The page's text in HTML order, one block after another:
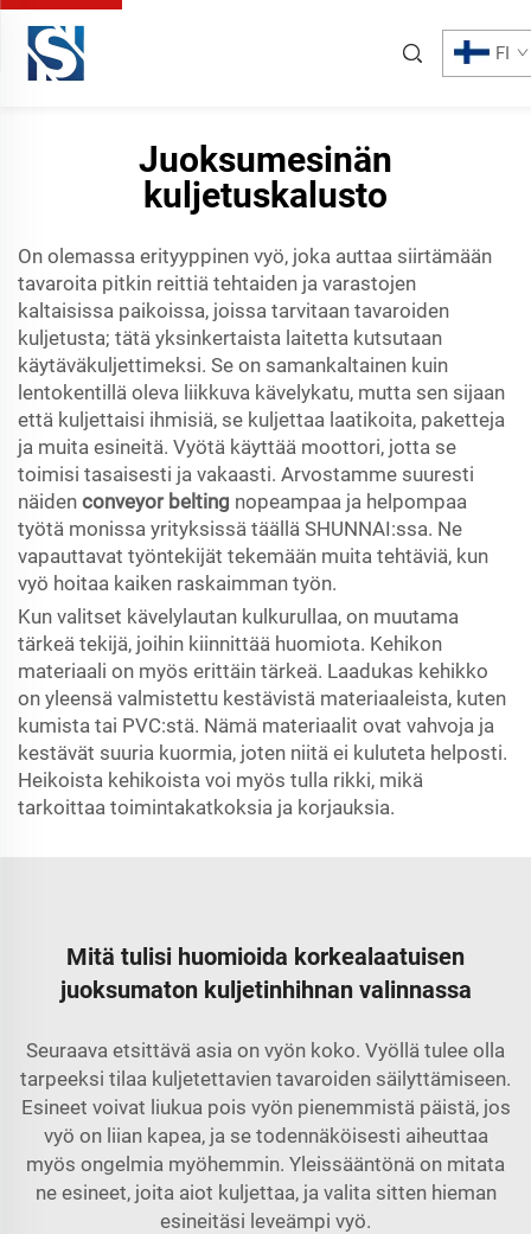
FI
Juoksumesinän
kuljetuskalusto
On olemassa erityyppinen vyö, joka auttaa siirtämään
tavaroita pitkin reittiä tehtaiden ja varastojen
kaltaisissa paikoissa, joissa tarvitaan tavaroiden
kuljetusta; tätä yksinkertaista laitetta kutsutaan
käytäväkuljettimeksi. Se on samankaltainen kuin
lentokentillä oleva liikkuva kävelykatu, mutta sen sijaan
että kuljettaisi ihmisiä, se kuljettaa laatikoita, paketteja
ja muita esineitä. Vyötä käyttää moottori, jotta se
toimisi tasaisesti ja vakaasti. Arvostamme suuresti
näiden conveyor belting nopeampaa ja helpompaa
työtä monissa yrityksissä täällä SHUNNAI:ssa. Ne
vapauttavat työntekijät tekemään muita tehtäviä, kun
vyö hoitaa kaiken raskaimman työn.
Kun valitset kävelylautan kulkurullaa, on muutama
tärkeä tekijä, joihin kiinnittää huomiota. Kehikon
materiaali on myös erittäin tärkeä. Laadukas kehikko
on yleensä valmistettu kestävistä materiaaleista, kuten
kumista tai PVC:stä. Nämä materiaalit ovat vahvoja ja
kestävät suuria kuormia, joten niitä ei kuluteta helposti.
Heikoista kehikoista voi myös tulla rikki, mikä
tarkoittaa toimintakatkoksia ja korjauksia.
Mitä tulisi huomioida korkealaatuisen
juoksumaton kuljetinhihnan valinnassa
Seuraava etsittävä asia on vyön koko. Vyöllä tulee olla
tarpeeksi tilaa kuljetettavien tavaroiden säilyttämiseen.
Esineet voivat liukua pois vyön pienemmistä päistä, jos
vyö on liian kapea, ja se todennäköisesti aiheuttaa
myös ongelmia myöhemmin. Yleissääntönä on mitata
ne esineet, joita aiot kuljettaa, ja valita sitten hieman
esineitäsi leveämpi vyö.